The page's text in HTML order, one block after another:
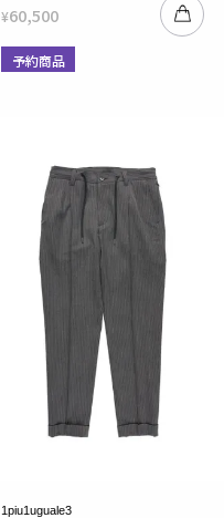
¥60,500
予約商品
1piu1uguale3